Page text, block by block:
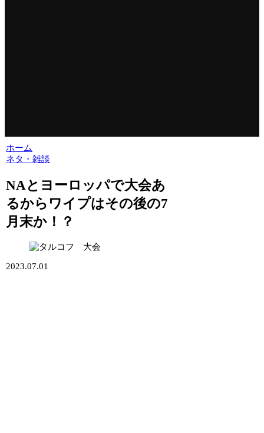
ホーム
ネタ・雑談
NAとヨーロッパで大会あ
るからワイプはその後の7
月末か！？
2023.07.01